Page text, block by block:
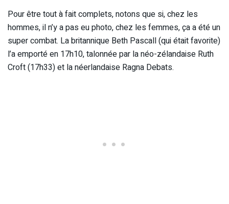
Pour être tout à fait complets, notons que si, chez les
hommes, il n’y a pas eu photo, chez les femmes, ça a été un
super combat. La britannique Beth Pascall (qui était favorite)
l’a emporté en 17h10, talonnée par la néo-zélandaise Ruth
Croft (17h33) et la néerlandaise Ragna Debats.